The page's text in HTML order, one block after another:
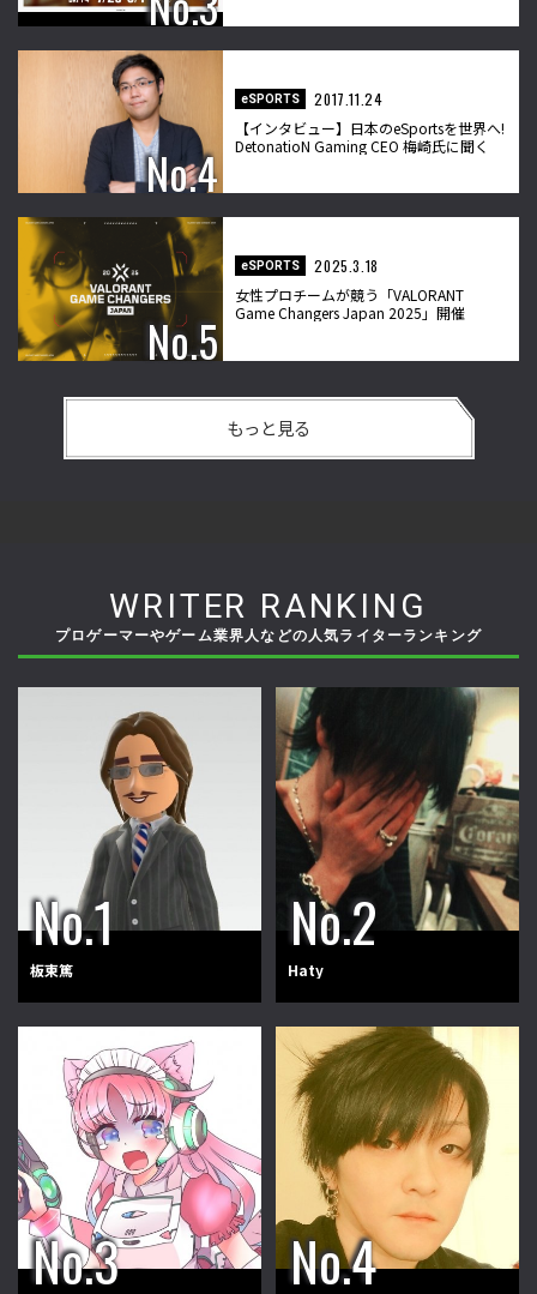
eSPORTS
2017.11.24
【インタビュー】日本のeSportsを世界へ!
DetonatioN Gaming CEO 梅崎氏に聞く
eSPORTS
2025.3.18
女性プロチームが競う「VALORANT
Game Changers Japan 2025」開催
もっと見る
WRITER RANKING
プロゲーマーやゲーム業界人などの人気ライターランキング
板東篤 Haty